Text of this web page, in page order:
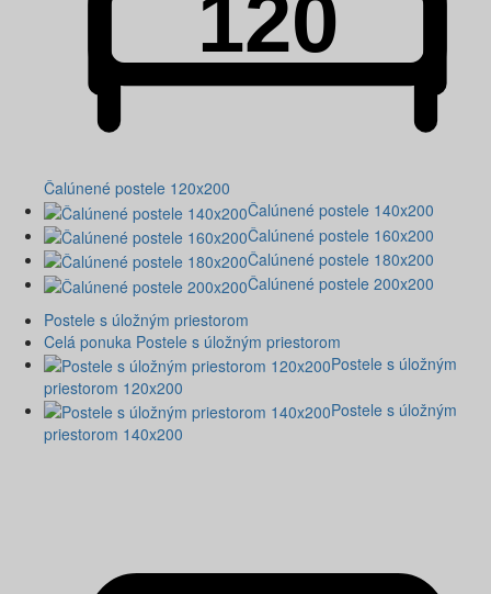
Čalúnené postele 120x200
Čalúnené postele 140x200
Čalúnené postele 160x200
Čalúnené postele 180x200
Čalúnené postele 200x200
Postele s úložným priestorom
Celá ponuka Postele s úložným priestorom
Postele s úložným
priestorom 120x200
Postele s úložným
priestorom 140x200